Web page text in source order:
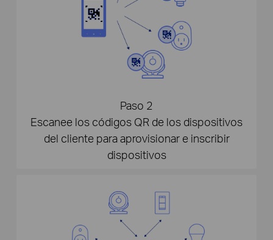
Paso 2
Escanee los códigos QR de los dispositivos
del cliente para aprovisionar e inscribir
dispositivos